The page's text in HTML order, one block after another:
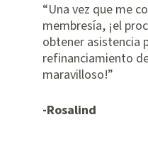
Una vez que me
membresía, ¡el
obtener asistencia
refinanciamiento
maravilloso!
-Rosalind